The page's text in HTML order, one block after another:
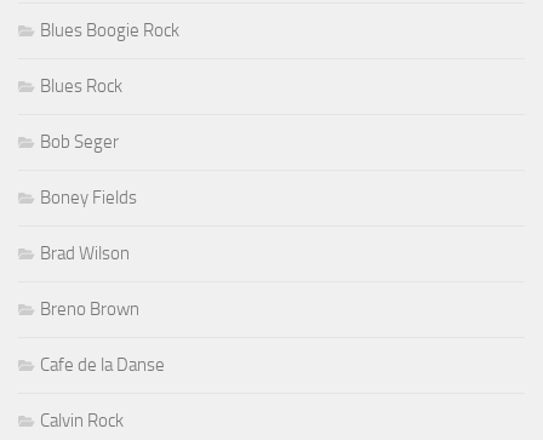
Blues Boogie Rock
Blues Rock
Bob Seger
Boney Fields
Brad Wilson
Breno Brown
Cafe de la Danse
Calvin Rock